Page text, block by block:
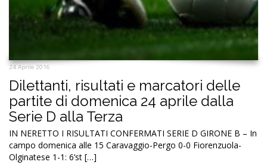
24 Aprile 2016
Dilettanti, risultati e marcatori delle
partite di domenica 24 aprile dalla
Serie D alla Terza
IN NERETTO I RISULTATI CONFERMATI SERIE D GIRONE B – In
campo domenica alle 15 Caravaggio-Pergo 0-0 Fiorenzuola-
Olginatese 1-1: 6’st […]